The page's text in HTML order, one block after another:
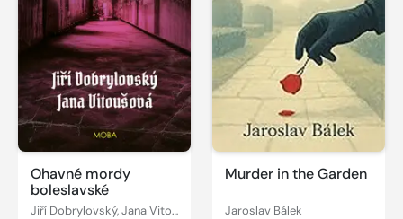
Ohavné mordy
boleslavské
Jiří Dobrylovský, Jana Vitoušová
Murder in the Garden
Jaroslav Bálek